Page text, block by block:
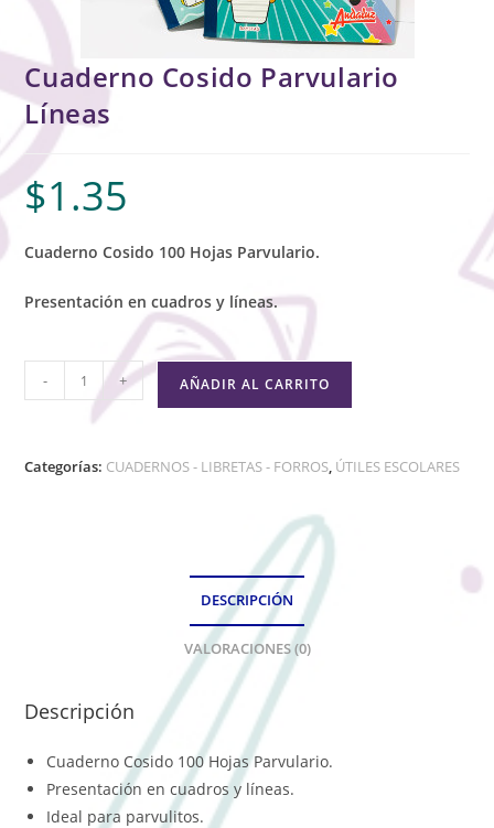
Cuaderno Cosido Parvulario
Líneas
$1.35
Cuaderno Cosido 100 Hojas Parvulario.
Presentación en cuadros y líneas.
- + AÑADIR AL CARRITO
Categorías: CUADERNOS - LIBRETAS - FORROS, ÚTILES ESCOLARES
DESCRIPCIÓN
VALORACIONES (0)
Descripción
Cuaderno Cosido 100 Hojas Parvulario.
Presentación en cuadros y líneas.
Ideal para parvulitos.